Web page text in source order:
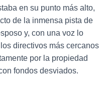
en su punto más alto,
de la inmensa pista de
y, con una voz lo
directivos más cercanos
por la propiedad
fondos desviados.